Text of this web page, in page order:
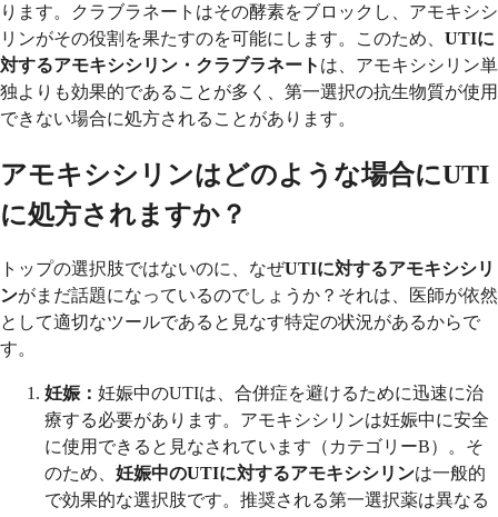
ります。クラブラネートはその酵素をブロックし、アモキシシ
リンがその役割を果たすのを可能にします。このため、 UTIに
対するアモキシシリン・クラブラネート は、アモキシシリン単
独よりも効果的であることが多く、第一選択の抗生物質が使用
できない場合に処方されることがあります。
アモキシシリンはどのような場合にUTI
に処方されますか？
トップの選択肢ではないのに、なぜUTIに対するアモキシシリ
ンがまだ話題になっているのでしょうか？それは、医師が依然
として適切なツールであると見なす特定の状況があるからで
す。
妊娠： 妊娠中のUTIは、合併症を避けるために迅速に治
療する必要があります。アモキシシリンは妊娠中に安全
に使用できると見なされています（カテゴリーB）。そ
のため、 妊娠中のUTIに対するアモキシシリンは一般的
で効果的な選択肢です。推奨される第一選択薬は異なる